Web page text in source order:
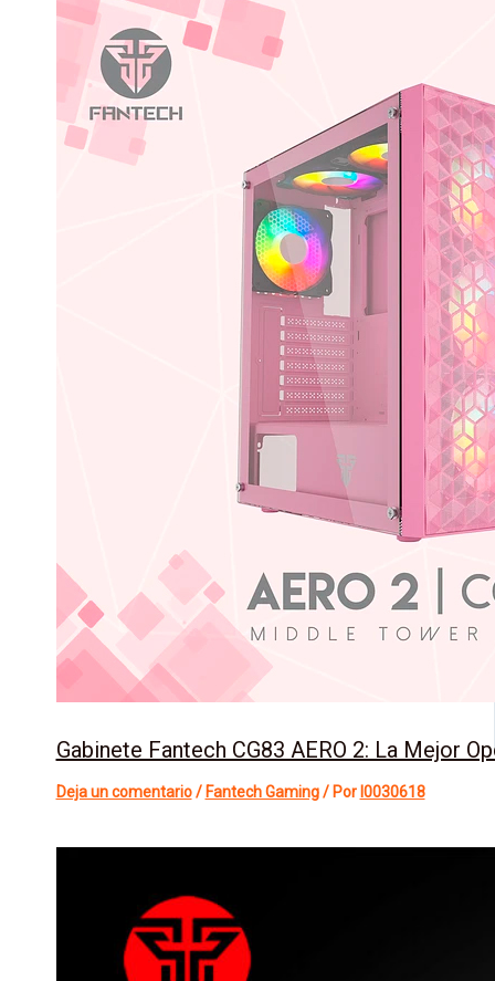
Gabinete Fantech CG83 AERO 2: La Mejor
Deja un comentario / Fantech Gaming/ Por l0030618